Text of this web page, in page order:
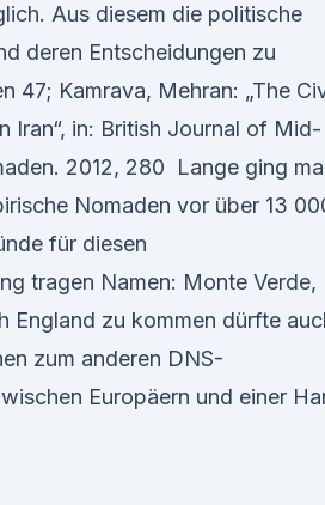
Aus diesem die politische
deren Entscheidungen zu
47; Kamrava, Mehran: „The
Iran“, in: British Journal of Mid-
2012, 280 Lange ging
Nomaden vor über 13
für diesen
tragen Namen: Monte Verde,
England zu kommen dürfte
zum anderen DNS-
Europäern und einer